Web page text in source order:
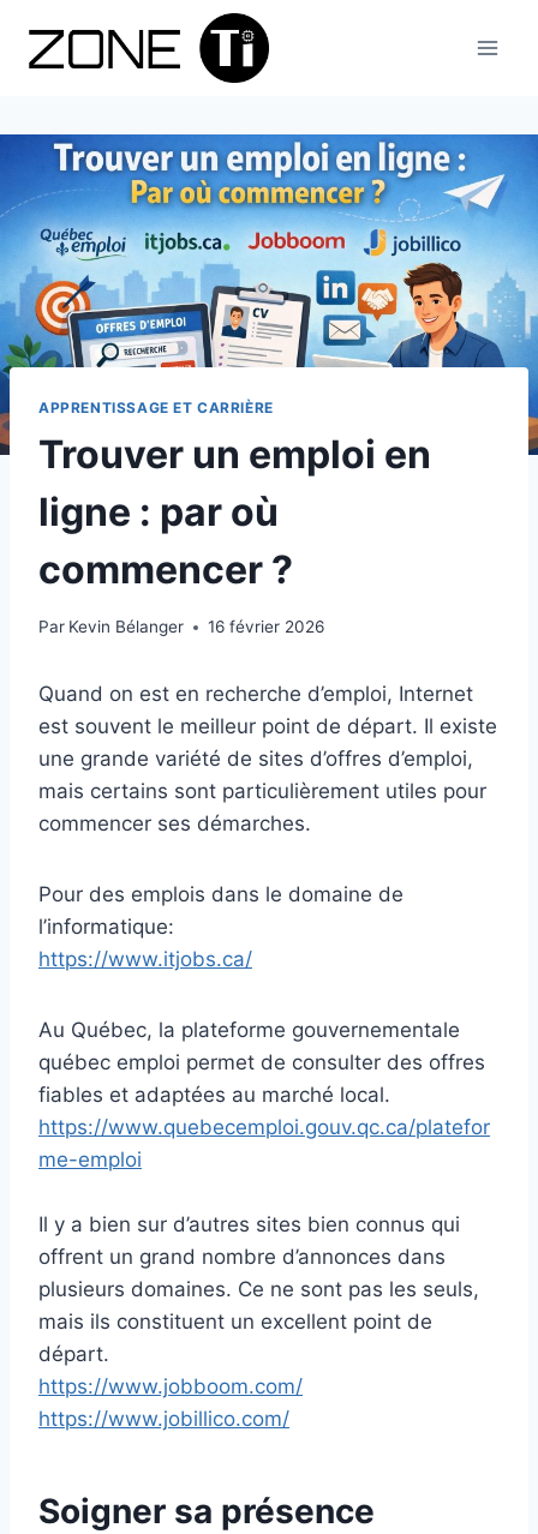
APPRENTISSAGE ET CARRIÈRE
Trouver un emploi en
ligne : par où
commencer ?
Par Kevin Bélanger 16 février 2026
Quand on est en recherche d’emploi, Internet
est souvent le meilleur point de départ. Il existe
une grande variété de sites d’offres d’emploi,
mais certains sont particulièrement utiles pour
commencer ses démarches.
Pour des emplois dans le domaine de
l’informatique:
https://www.itjobs.ca/
Au Québec, la plateforme gouvernementale
québec emploi permet de consulter des offres
fiables et adaptées au marché local.
https://www.quebecemploi.gouv.qc.ca/platefor
me-emploi
Il y a bien sur d’autres sites bien connus qui
offrent un grand nombre d’annonces dans
plusieurs domaines. Ce ne sont pas les seuls,
mais ils constituent un excellent point de
départ.
https://www.jobboom.com/
https://www.jobillico.com/
Soigner sa présence